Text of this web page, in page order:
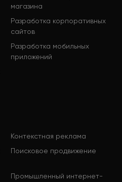
магазина
Разработка корпоративных
сайтов
Разработка мобильных
приложений
Контекстная реклама
Поисковое продвижение
Промышленный интернет-